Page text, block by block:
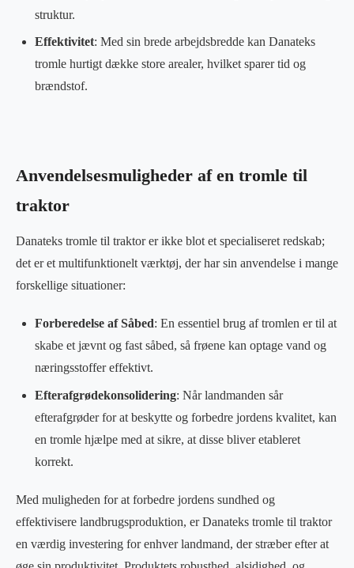
struktur.
Effektivitet: Med sin brede arbejdsbredde kan Danateks
tromle hurtigt dække store arealer, hvilket sparer tid og
brændstof.
Anvendelsesmuligheder af en tromle til
traktor
Danateks tromle til traktor er ikke blot et specialiseret redskab;
det er et multifunktionelt værktøj, der har sin anvendelse i mange
forskellige situationer:
Forberedelse af Såbed: En essentiel brug af tromlen er til at
skabe et jævnt og fast såbed, så frøene kan optage vand og
næringsstoffer effektivt.
Efterafgrødekonsolidering: Når landmanden sår
efterafgrøder for at beskytte og forbedre jordens kvalitet, kan
en tromle hjælpe med at sikre, at disse bliver etableret
korrekt.
Med muligheden for at forbedre jordens sundhed og
effektivisere landbrugsproduktion, er Danateks tromle til traktor
en værdig investering for enhver landmand, der stræber efter at